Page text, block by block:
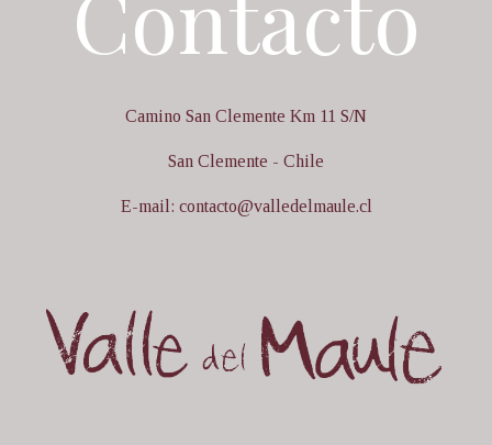
Camino San Clemente Km 11 S/N
San Clemente - Chile
E-mail: contacto@valledelmaule.cl